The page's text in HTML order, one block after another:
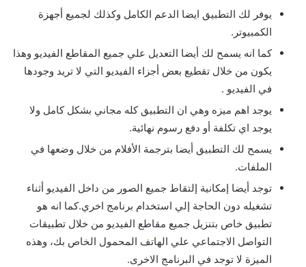
يوفر لك التطبيق ايضا الدعم الكامل وكذلك لجميع أجهزة
الكمبيوتر.
كما انه يسمح لك أيضا التعديل علي جميع المقاطع الفيديو وهذا
يكون من خلال تقطيع بعض أجزاء الفيديو التي لا تريد وجودها
في الفيديو .
يوجد اهم ميزه وهي ان التطبيق كله مجاني بشكل كامل ولا
يوجد اي تكلفة أو دفع رسوم نهائية.
يسمح لك التطبيق أيضا بترجمة الأفلام من خلال وضعها في
الملفات.
توجد أيضا إمكانية إلتقاط جميع الصور من داخل الفيديو أثناء
تشغيله دون الحاجة إلي استخدام برنامج اخري.كما انه هو
تطبيق خاص بتنزيل جميع مقاطع الفيديو من خلال تطبيقات
التواصل الاجتماعي علي الهاتف المحمول الخاص بك، وهذه
الميزة لا توجد في البرنامج الاخرى.